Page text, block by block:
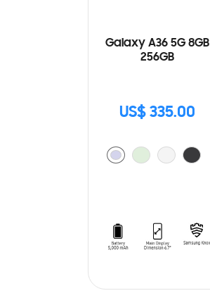
Galaxy A36 5G 8GB
256GB
US$ 335.00